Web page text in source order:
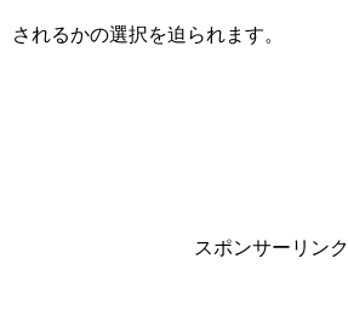
されるかの選択を迫られます。
スポンサーリンク